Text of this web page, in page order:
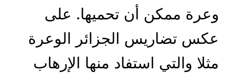
وعرة ممكن أن تحميها. على
عكس تضاريس الجزائر الوعرة
مثلا والتي استفاد منها الإرهاب